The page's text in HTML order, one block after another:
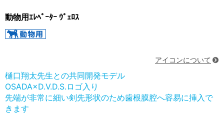
動物用ｴﾚﾍﾞｰﾀｰ ｳﾞｪﾛｽ
アイコンについて
樋口翔太先生との共同開発モデル
OSADA×D.V.D.S.ロゴ入り
先端が非常に細い剣先形状のため歯根膜腔へ容易に挿入で
きます